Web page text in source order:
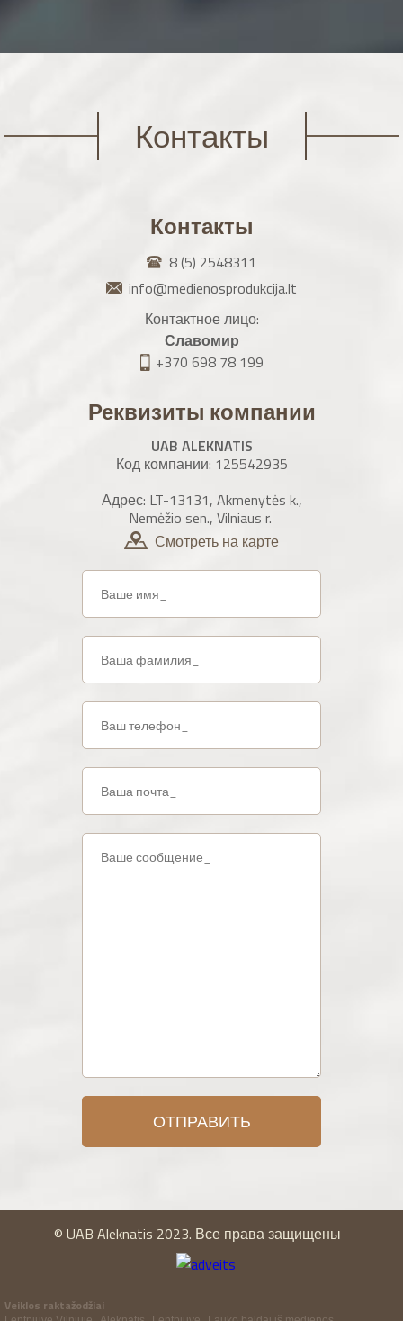
Контакты
Контакты
8 (5) 2548311
info@medienosprodukcija.lt
Контактное лицо:
Славомир
+370 698 78 199
Реквизиты компании
UAB ALEKNATIS
Код компании: 125542935
Адрес: LT-13131, Akmenytės k.,
Nemėžio sen., Vilniaus r.
Смотреть на карте
Name
Surname
Phone
Email
Message
© UAB Aleknatis 2023. Все права защищены
Veiklos raktažodžiai